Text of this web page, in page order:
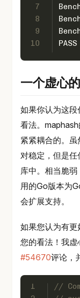
7
8
9
10
PASS
一个虚心
如果你认为这
看法。
紧紧耦合的。
对稳定，但是
库中。相当脆
用的Go版本为
会扩展支持。
如果您认为有
您的看法！我
#54670评论，
1
//